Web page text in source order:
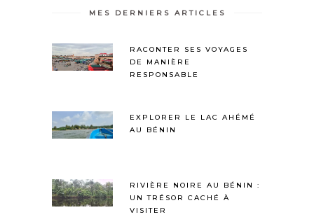
MES DERNIERS ARTICLES
RACONTER SES VOYAGES
DE MANIÈRE
RESPONSABLE
EXPLORER LE LAC AHÉMÉ
AU BÉNIN
RIVIÈRE NOIRE AU BÉNIN :
UN TRÉSOR CACHÉ À
VISITER